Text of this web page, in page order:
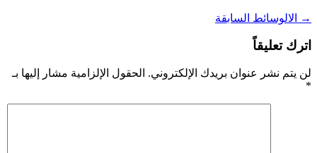
→ الالوسائط السابقة
اترك تعليقاً
لن يتم نشر عنوان بريدك الإلكتروني. الحقول الإلزامية مشار إليها بـ
*